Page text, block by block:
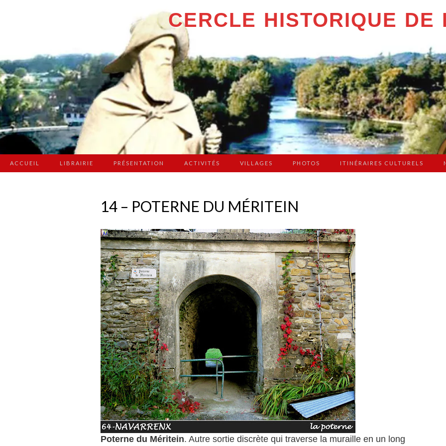
CERCLE HISTORIQUE DE
ACCUEIL LIBRAIRIE PRÉSENTATION ACTIVITÉS VILLAGES PHOTOS ITINÉRAIRES CULTURELS
14 – POTERNE DU MÉRITEIN
Poterne du Méritein. Autre sortie discrète qui traverse la muraille en un long